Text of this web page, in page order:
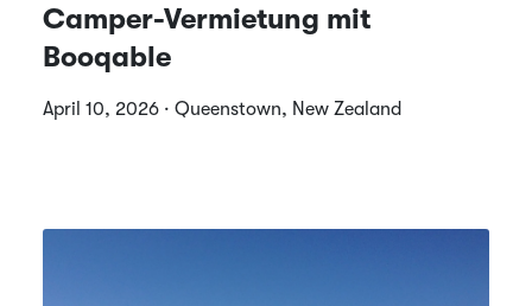
Camper-Vermietung mit
Booqable
April 10, 2026 · Queenstown, New Zealand